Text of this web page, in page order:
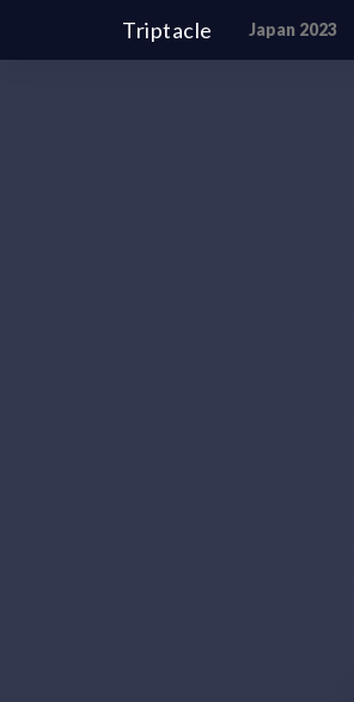
Triptacle Japan 2023